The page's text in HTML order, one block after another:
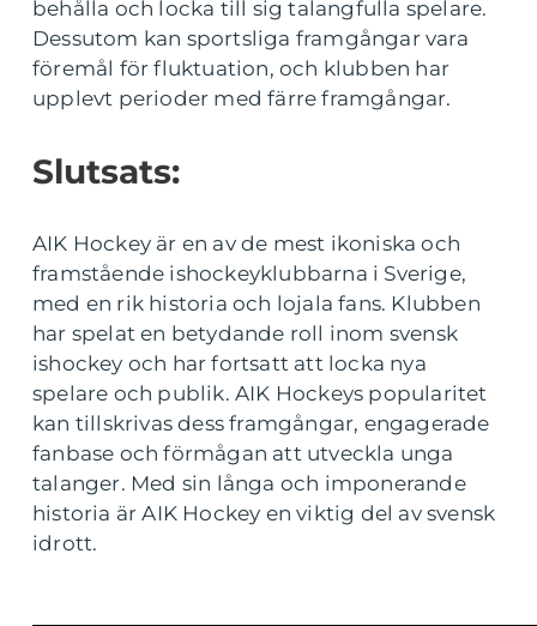
behålla och locka till sig talangfulla spelare.
Dessutom kan sportsliga framgångar vara
föremål för fluktuation, och klubben har
upplevt perioder med färre framgångar.
Slutsats:
AIK Hockey är en av de mest ikoniska och
framstående ishockeyklubbarna i Sverige,
med en rik historia och lojala fans. Klubben
har spelat en betydande roll inom svensk
ishockey och har fortsatt att locka nya
spelare och publik. AIK Hockeys popularitet
kan tillskrivas dess framgångar, engagerade
fanbase och förmågan att utveckla unga
talanger. Med sin långa och imponerande
historia är AIK Hockey en viktig del av svensk
idrott.